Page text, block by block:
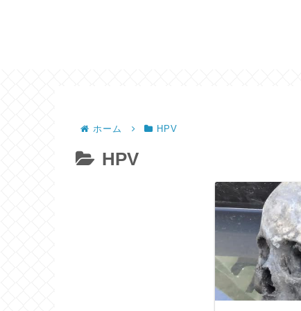
ホーム HPV
HPV